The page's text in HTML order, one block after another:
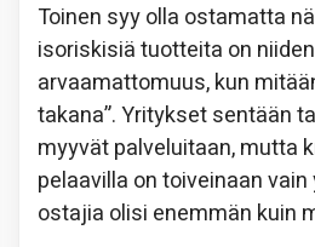
Toinen syy olla ostamatta
isoriskisiä tuotteita on
arvaamattomuus, kun
takana”. Yritykset sentään
myyvät palveluitaan, mutta
pelaavilla on toiveinaan
ostajia olisi enemmän kuin